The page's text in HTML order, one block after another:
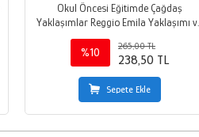
Okul Öncesi Eğitimde Çağdaş
Yaklaşımlar Reggio Emila Yaklaşımı ve
Proje Yaklaşımı
%10
265,00 TL
238,50 TL
Sepete Ekle